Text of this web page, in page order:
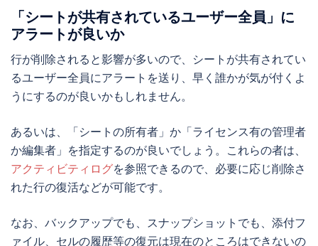
「シートが共有されているユーザー全員」に
アラートが良いか
行が削除されると影響が多いので、シートが共有されてい
るユーザー全員にアラートを送り、早く誰かが気が付くよ
うにするのが良いかもしれません。
あるいは、「シートの所有者」か「ライセンス有の管理者
か編集者」を指定するのが良いでしょう。これらの者は、
アクティビティログを参照できるので、必要に応じ削除さ
れた行の復活などが可能です。
なお、バックアップでも、スナップショットでも、添付フ
ァイル、セルの履歴等の復元は現在のところはできないの